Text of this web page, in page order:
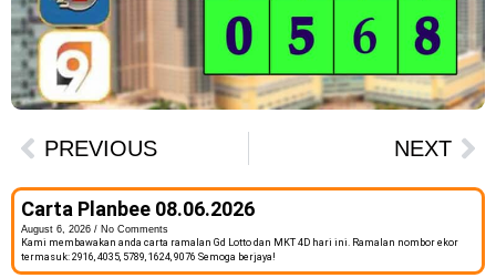
PREVIOUS NEXT
Carta Planbee 08.06.2026
August 6, 2026
No Comments
Kami membawakan anda carta ramalan Gd Lotto dan MKT 4D hari ini. Ramalan nombor ekor
termasuk: 2916, 4035, 5789, 1624, 9076 Semoga berjaya!